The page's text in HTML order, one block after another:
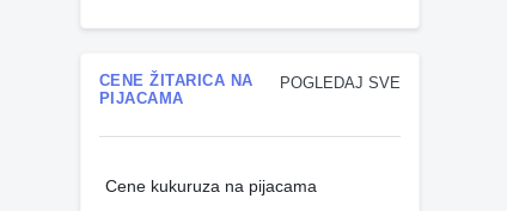
POGLEDAJ SVE
CENE ŽITARICA NA
PIJACAMA
Cene kukuruza na pijacama